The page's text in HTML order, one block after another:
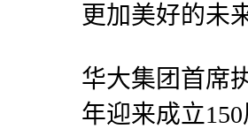
更加美好的未
华大集团首席
年迎来成立